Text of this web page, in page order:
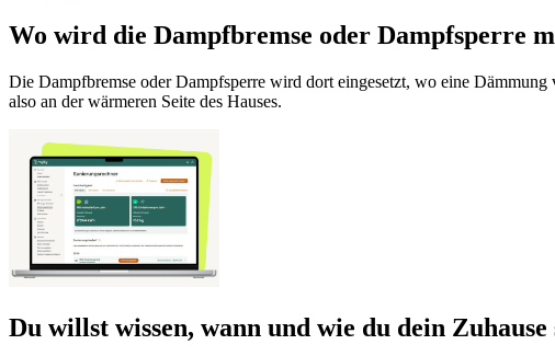
Wo wird die Dampfbremse oder Dampfsperre
Die Dampfbremse oder Dampfsperre wird dort eingesetzt, wo eine Dämmung
also an der wärmeren Seite des Hauses.
Du willst wissen, wann und wie du dein Zuhause